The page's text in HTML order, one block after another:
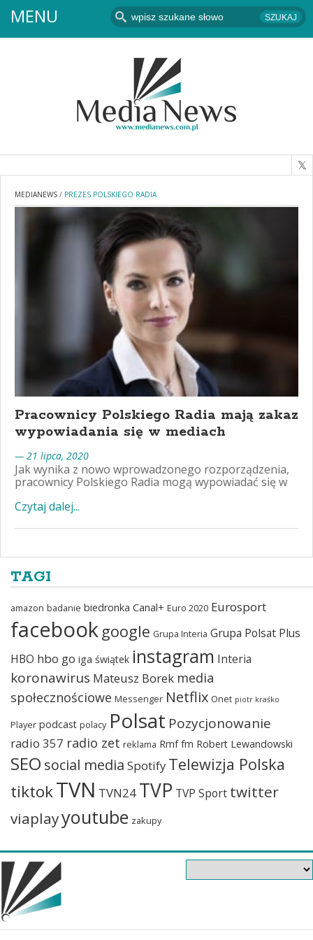
MENU
MEDIANEWS / PREZES POLSKIEGO RADIA
Pracownicy Polskiego Radia mają zakaz
wypowiadania się w mediach
— 21 lipca, 2020
Jak wynika z nowo wprowadzonego rozporządzenia,
pracownicy Polskiego Radia mogą wypowiadać się w
Czytaj dalej...
TAGI
amazon badanie biedronka Canal+ Euro 2020 Eurosport
facebook google Grupa Interia Grupa Polsat Plus
HBO hbo go iga świątek instagram Interia
koronawirus Mateusz Borek media
społecznościowe Messenger Netflix Onet piotr kraśko
Player podcast polacy Polsat Pozycjonowanie
radio 357 radio zet reklama Rmf fm Robert Lewandowski
SEO social media Spotify Telewizja Polska
tiktokTVN TVN24 TVP TVP Sport twitter
viaplayyoutube zakupy